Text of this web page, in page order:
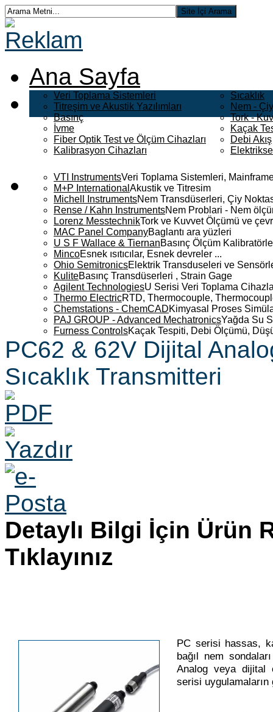
Ana Sayfa
Veri Toplama Sistemleri
Titreşim ve Akustik Yazılımları
Basınç
İvme
Fiber Optik Test ve Ölçüm Cihazları
Kalibrasyon Cihazları
Sıcaklık
Nem -
Tork -
Kaçak
Debi Akış
VTI InstrumentsVeri Toplama Sistemleri,
M+P International Akustik ve Titresim
Michell InstrumentsNem Transdüserleri, Çiy
Rense / Kahn InstrumentsNem Problari - Nem
Lorenz MesstechnikTork ve Kuvvet Ölçümü ve
MAC Panel CompanyBaglantı ara yüzleri
U S F Wallace & TiernanBasınç Ölçüm
MincoEsnek ısıtıcılar, Esnek devreler ...
Ohio SemitronicsElektrik Transduseleri ve
KuliteBasınç Transdüserleri , Strain Gage
Agilent TechnologiesU Serisi Veri Toplama
Thermo ElectricRTD, Thermocouple,
Chemstations - ChemCADKimyasal Proses
PAJ GROUP - Advanced MechatronicsYağda Su
Furness ControlsKaçak Tespiti, Debi Ölçümü,
PC62 & 62V Dijital
Sıcaklık Transmitteri
Detaylı Bilgi İçin Ürün
Tıklayınız
PC serisi hassas,
bağıl nem
Analog veya dijital
serisi